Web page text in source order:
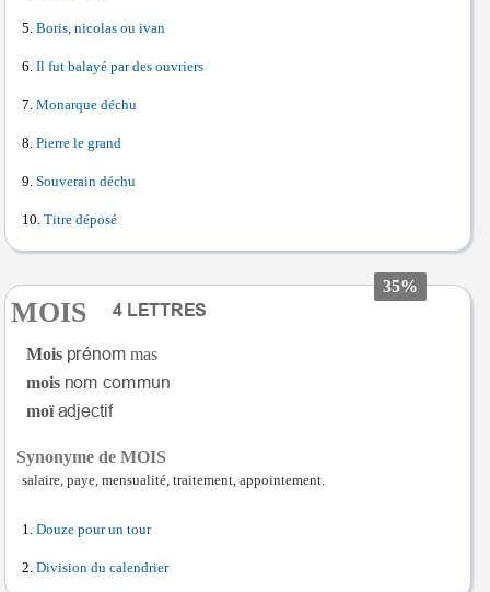
Boris, nicolas ou ivan
Il fut balayé par des ouvriers
Monarque déchu
Pierre le grand
Souverain déchu
Titre déposé
35%
MOIS
Mois
mas
mois
moï
Synonyme de MOIS
salaire, paye, mensualité, traitement, appointement.
Douze pour un tour
Division du calendrier